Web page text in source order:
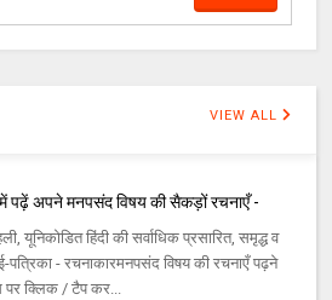
VIEW ALL
पढ़ें अपने मनपसंद विषय की सैकड़ों रचनाएँ -
यूनिकोडित हिंदी की सर्वाधिक प्रसारित, समृद्ध व
पत्रिका - रचनाकारमनपसंद विषय की रचनाएँ पढ़ने
क्लिक / टैप कर...